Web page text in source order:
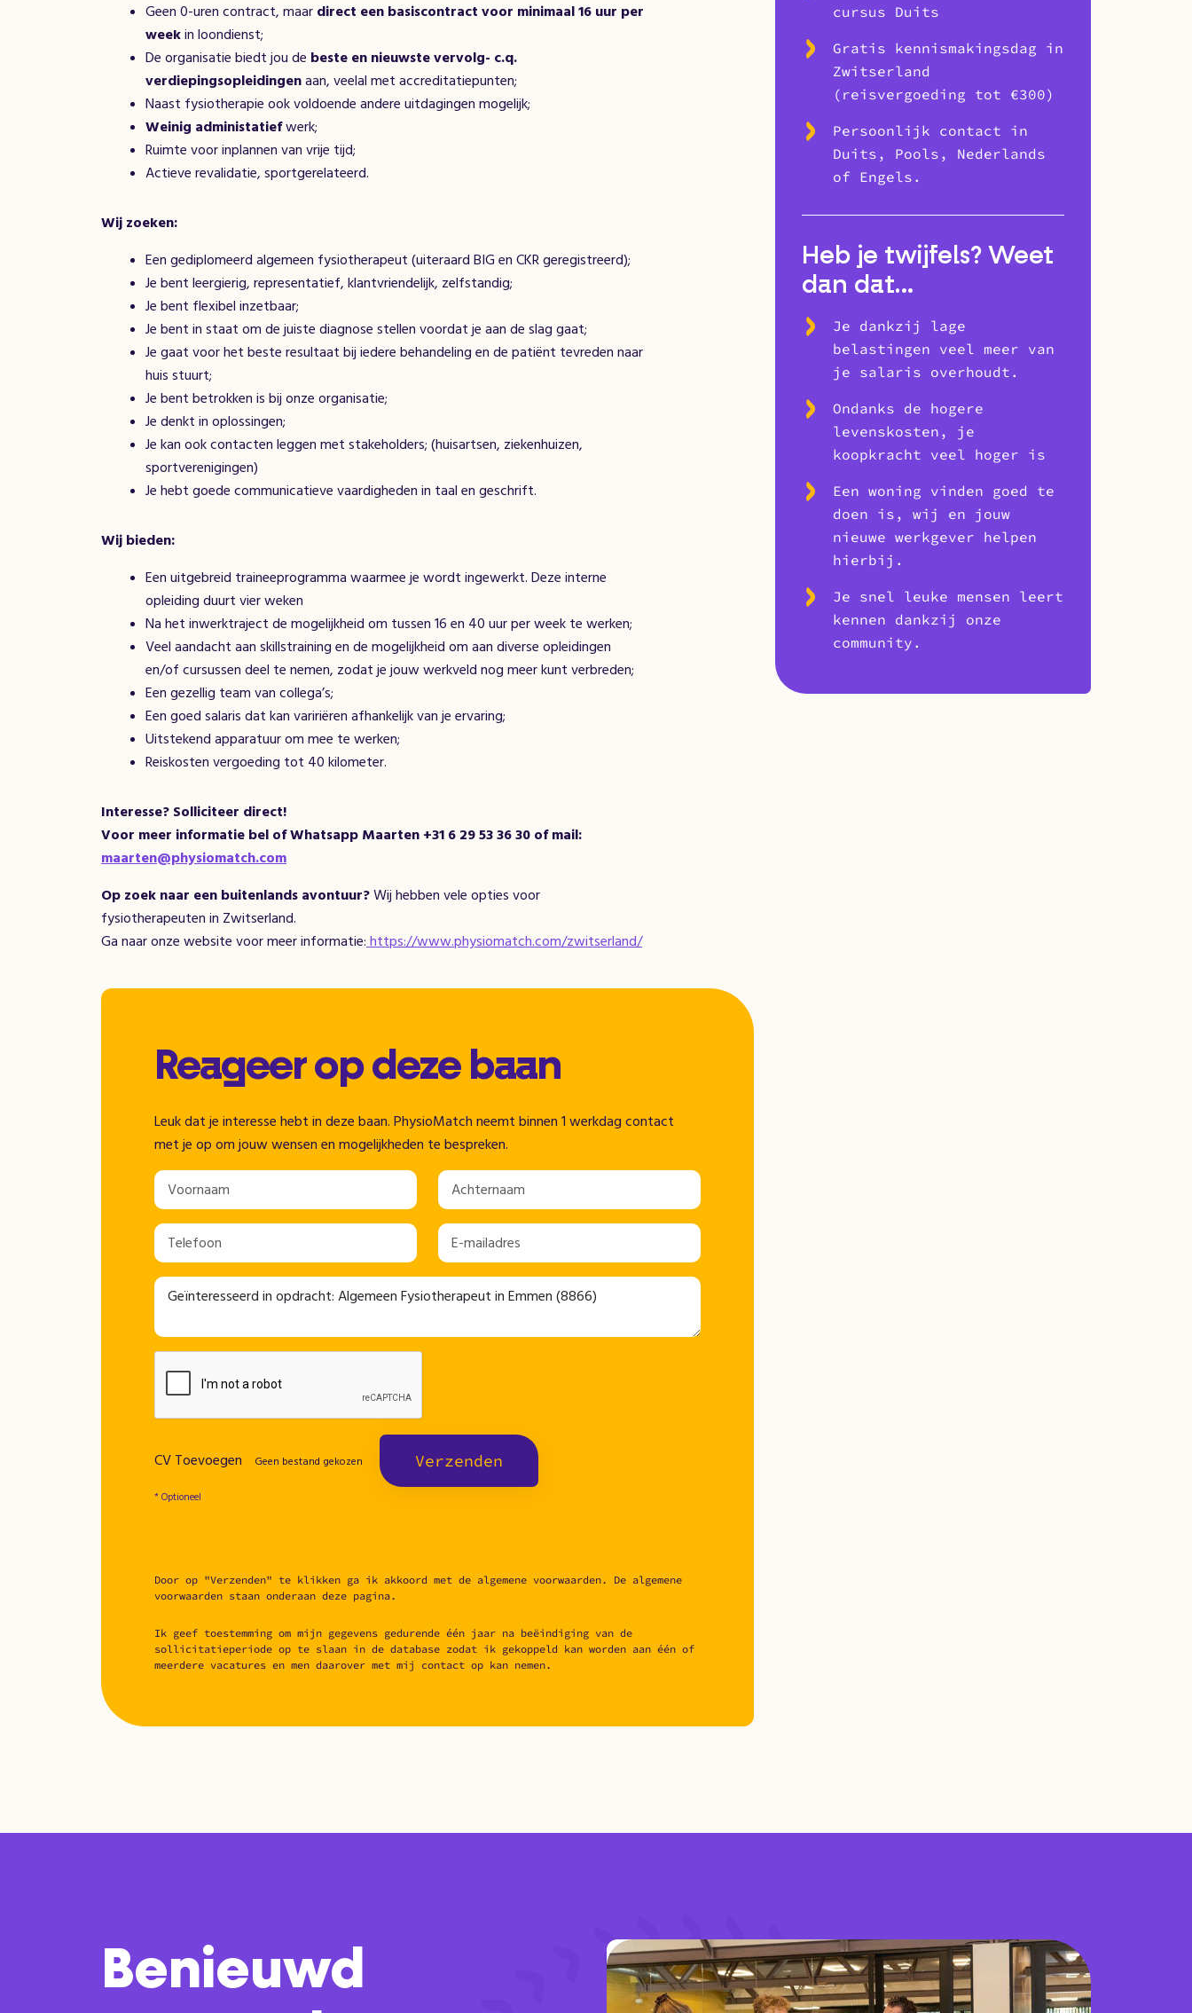
Geen 0-uren contract, maar direct een basiscontract voor minimaal 16 uur per
weekin loondienst;
De organisatie biedt jou de beste en nieuwste vervolg- c.q.
verdiepingsopleidingenaan, veelal met accreditatiepunten;
Naast fysiotherapie ook voldoende andere uitdagingen mogelijk;
Weinig administatiefwerk;
Ruimte voor inplannen van vrije tijd;
Actieve revalidatie, sportgerelateerd.
Wij zoeken:
Een gediplomeerd algemeen fysiotherapeut (uiteraard BIG en CKR geregistreerd);
Je bent leergierig, representatief, klantvriendelijk, zelfstandig;
Je bent flexibel inzetbaar;
Je bent in staat om de juiste diagnose stellen voordat je aan de slag gaat;
Je gaat voor het beste resultaat bij iedere behandeling en de patiënt tevreden naar
huis stuurt;
Je bent betrokken is bij onze organisatie;
Je denkt in oplossingen;
Je kan ook contacten leggen met stakeholders; (huisartsen, ziekenhuizen,
sportverenigingen)
Je hebt goede communicatieve vaardigheden in taal en geschrift.
Wij bieden:
Een uitgebreid traineeprogramma waarmee je wordt ingewerkt. Deze interne
opleiding duurt vier weken
Na het inwerktraject de mogelijkheid om tussen 16 en 40 uur per week te werken;
Veel aandacht aan skillstraining en de mogelijkheid om aan diverse opleidingen
en/of cursussen deel te nemen, zodat je jouw werkveld nog meer kunt verbreden;
Een gezellig team van collega’s;
Een goed salaris dat kan variriëren afhankelijk van je ervaring;
Uitstekend apparatuur om mee te werken;
Reiskosten vergoeding tot 40 kilometer.
Interesse? Solliciteer direct!
Voor meer informatie bel of Whatsapp Maarten +31 6 29 53 36 30 of mail:
maarten@physiomatch.com
Op zoek naar een buitenlands avontuur?Wij hebben vele opties voor
fysiotherapeuten in Zwitserland.
Ga naar onze website voor meer informatie: https://www.physiomatch.com/zwitserland/
Reageer op deze baan
Leuk dat je interesse hebt in deze baan. PhysioMatch neemt binnen 1 werkdag contact
met je op om jouw wensen en mogelijkheden te bespreken.
CV Toevoegen Geen bestand gekozen Verzenden
* Optioneel
Door op "Verzenden" te klikken ga ik akkoord met de algemene voorwaarden. De algemene
voorwaarden staan onderaan deze pagina.
Ik geef toestemming om mijn gegevens gedurende één jaar na beëindiging van de
sollicitatieperiode op te slaan in de database zodat ik gekoppeld kan worden aan één of
meerdere vacatures en men daarover met mij contact op kan nemen.
cursus Duits
Gratis kennismakingsdag in
Zwitserland
(reisvergoeding tot €300)
Persoonlijk contact in
Duits, Pools, Nederlands
of Engels.
Heb je twijfels? Weet
dan dat…
Je dankzij lage
belastingen veel meer van
je salaris overhoudt.
Ondanks de hogere
levenskosten, je
koopkracht veel hoger is
Een woning vinden goed te
doen is, wij en jouw
nieuwe werkgever helpen
hierbij.
Je snel leuke mensen leert
kennen dankzij onze
community.
Benieuwd